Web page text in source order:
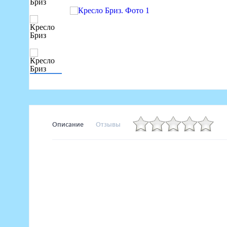
Маникюрное оборудование
Мебель для холла
Описание Отзывы